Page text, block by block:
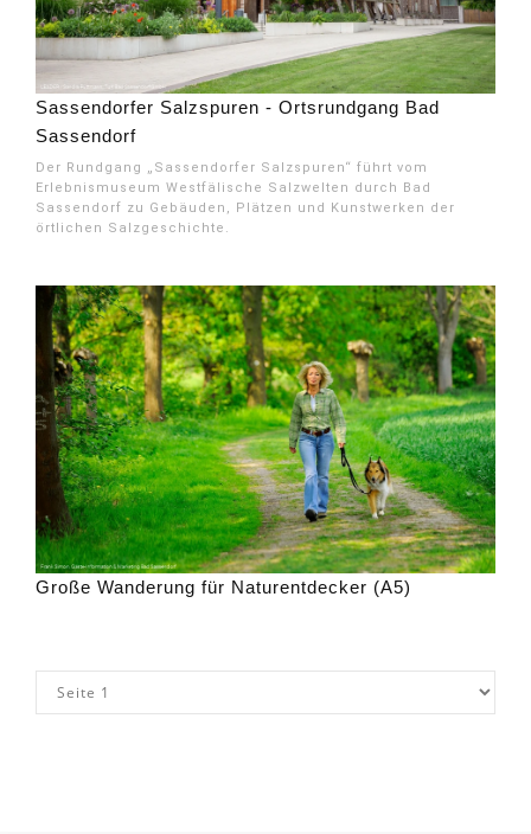
Sassendorfer Salzspuren - Ortsrundgang Bad
Sassendorf
Der Rundgang „Sassendorfer Salzspuren“ führt vom
Erlebnismuseum Westfälische Salzwelten durch Bad
Sassendorf zu Gebäuden, Plätzen und Kunstwerken der
örtlichen Salzgeschichte.
Große Wanderung für Naturentdecker (A5)